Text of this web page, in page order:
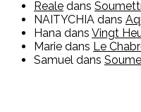
Reale dans
NAITYCHIA dans
Hana dans Vingt
Marie dans Le
Samuel dans